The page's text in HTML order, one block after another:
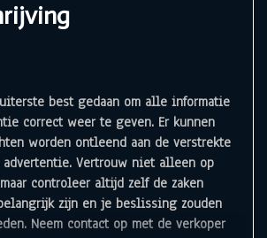
best gedaan om alle informatie
correct weer te geven. Er kunnen
worden ontleend aan de verstrekte
Vertrouw niet alleen op
controleer altijd zelf de zaken
zijn en je beslissing zouden
Neem contact op met de verkoper